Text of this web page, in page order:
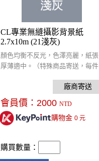
CL專業無縫攝影背景紙
2.7x10m (21淺灰)
顏色均衡不反光，色澤亮麗，紙張
厚薄適中。（特殊商品寄送，每件
會員價： 2000 NTD
購物金 0元
購買數量：